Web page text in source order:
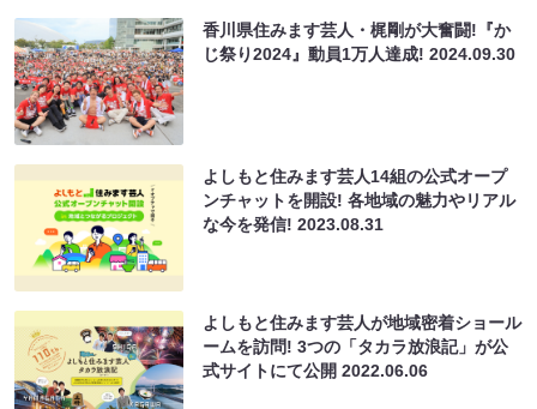
香川県住みます芸人・梶剛が大奮闘!『か
じ祭り2024』動員1万人達成!2024.09.30
よしもと住みます芸⼈14組の公式オープ
ンチャットを開設! 各地域の魅⼒やリアル
な今を発信!2023.08.31
よしもと住みます芸人が地域密着ショール
ームを訪問! 3つの「タカラ放浪記」が公
式サイトにて公開2022.06.06